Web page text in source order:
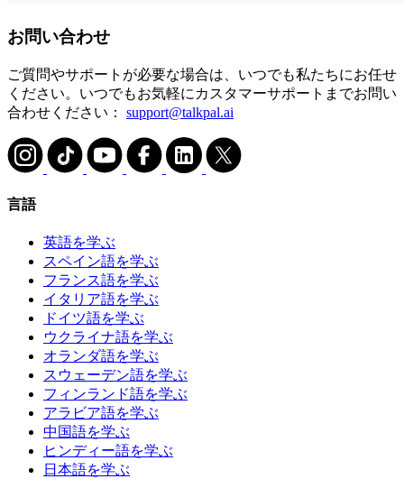
お問い合わせ
ご質問やサポートが必要な場合は、いつでも私たちにお任せ
ください。いつでもお気軽にカスタマーサポートまでお問い
合わせください： support@talkpal.ai
言語
英語を学ぶ
スペイン語を学ぶ
フランス語を学ぶ
イタリア語を学ぶ
ドイツ語を学ぶ
ウクライナ語を学ぶ
オランダ語を学ぶ
スウェーデン語を学ぶ
フィンランド語を学ぶ
アラビア語を学ぶ
中国語を学ぶ
ヒンディー語を学ぶ
日本語を学ぶ